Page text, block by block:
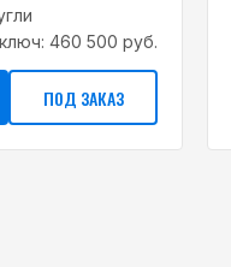
460 500 руб.
ПОД ЗАКАЗ